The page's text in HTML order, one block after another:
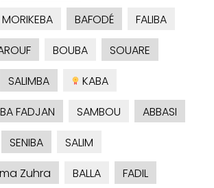
MORIKEBA BAFODÉ
FALIBA
BOUBA
SOUARE
SALIMBA
KABA
FADJAN
SAMBOU
ABBASI
SENIBA
SALIM
Zuhra
BALLA
FADIL